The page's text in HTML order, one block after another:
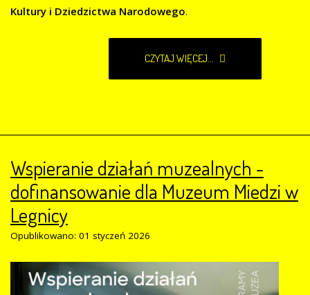
Kultury i Dziedzictwa Narodowego.
CZYTAJ WIĘCEJ...
Wspieranie działań muzealnych -
dofinansowanie dla Muzeum Miedzi w
Legnicy
Opublikowano: 01 styczeń 2026